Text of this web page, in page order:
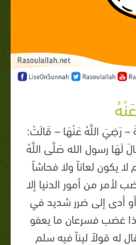
رَضِيَ اللَّهُ عَنْهَا – قَالَتْ:
رسول الله صَلَّى اللَّهُ
يكون لعاناً ولا فحاشاً
لأمر من أمور الدنيا إلا
أو أدى إلى ضرر شديد في
غضب فسرعان ما يعفو
له قولاً ليناً فيه سلم